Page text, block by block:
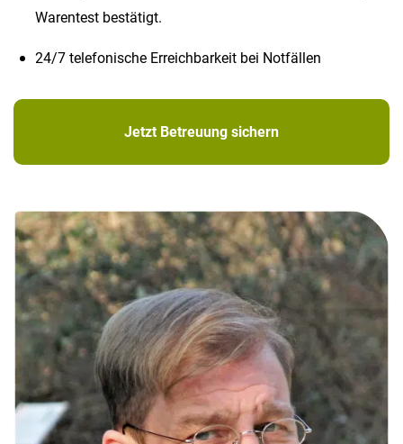
Warentest bestätigt.
24/7 telefonische Erreichbarkeit bei Notfällen
Jetzt Betreuung sichern